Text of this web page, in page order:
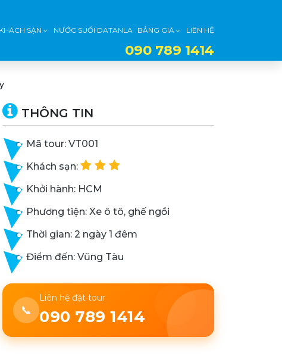
KHÁCH SẠN NƯỚC SUỐI DATANLA BẢNG GIÁ LIÊN HỆ
090 789 1414
THÔNG TIN
Mã tour: VT001
Khách sạn:
Khởi hành: HCM
Phương tiện: Xe ô tô, ghế ngồi
Thời gian: 2 ngày 1 đêm
Điểm đến: Vũng Tàu
📞
Liên hệ đặt tour
090 789 1414